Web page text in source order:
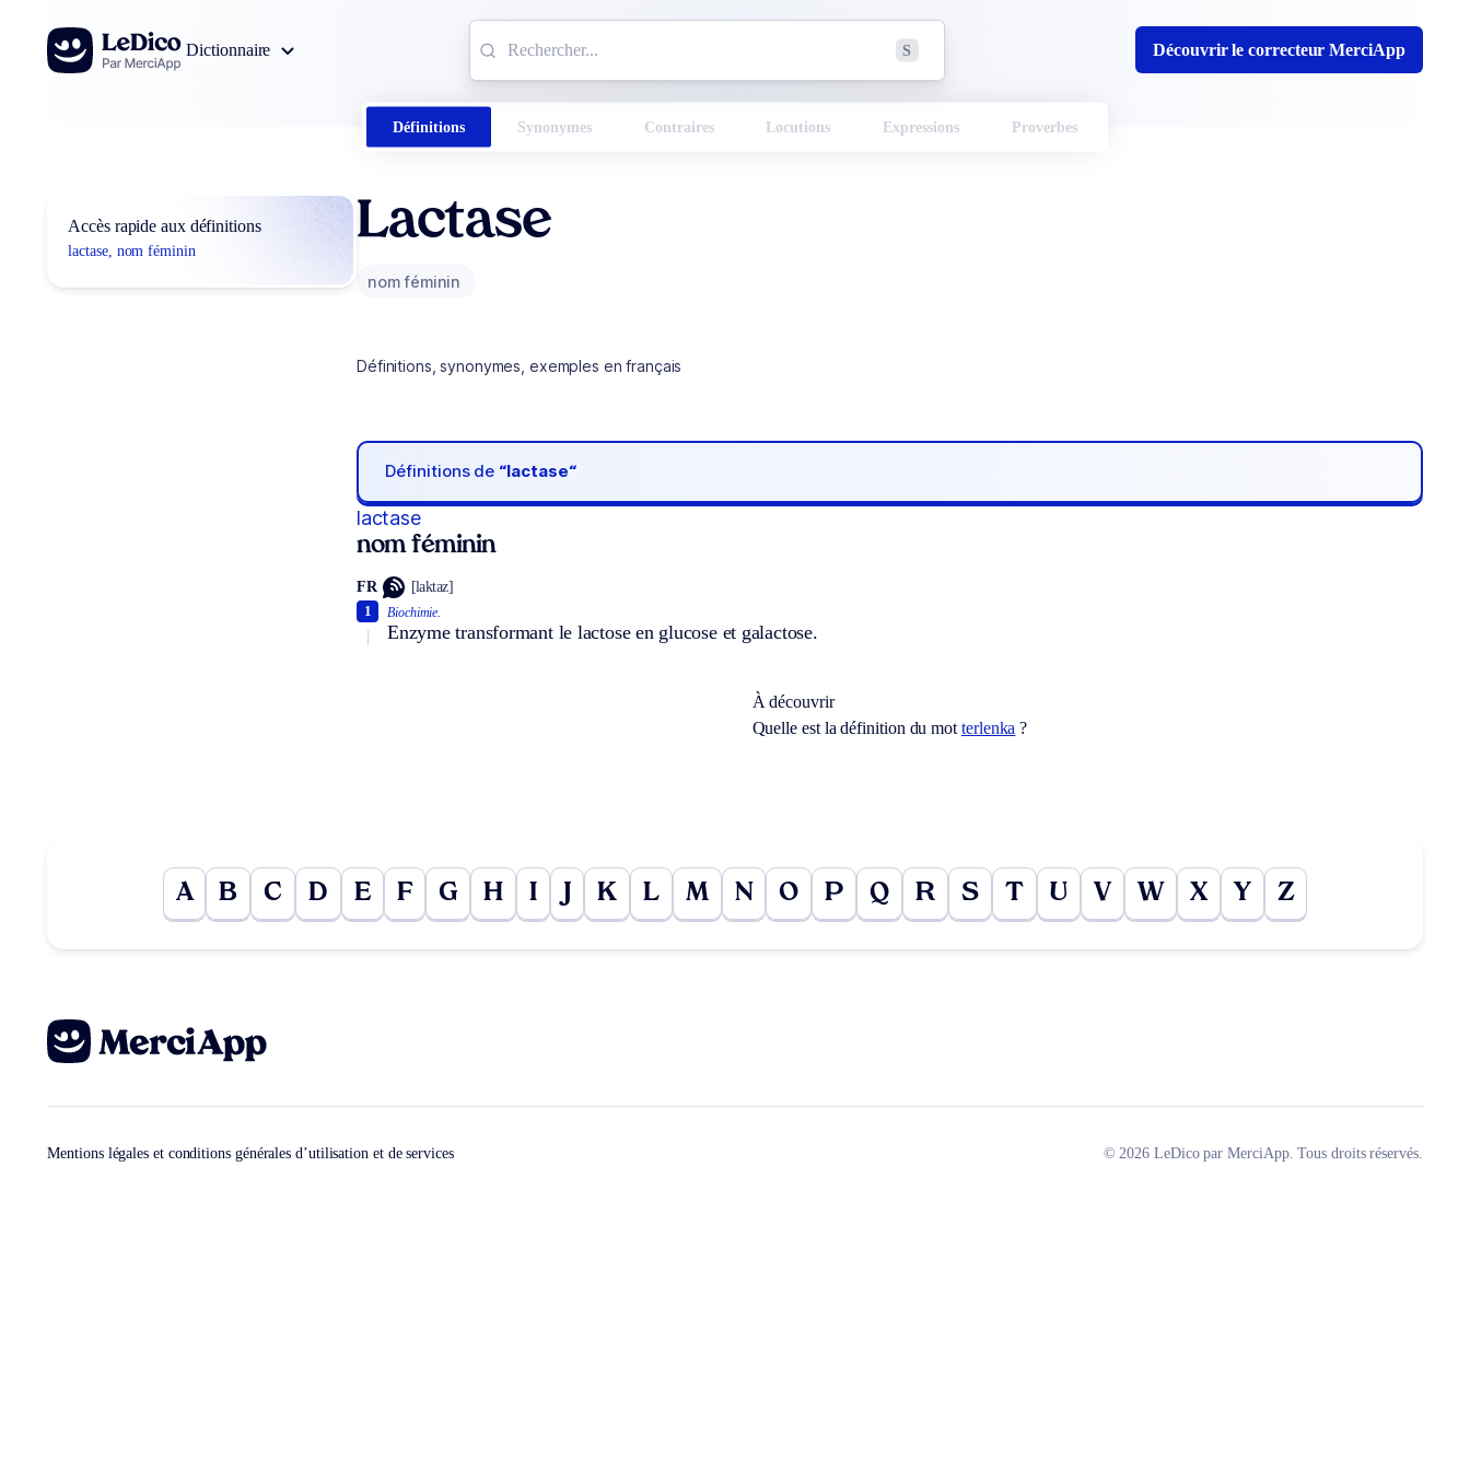
Aller au contenu
Dictionnaire
S Découvrir le correcteur MerciApp
Définitions Synonymes Contraires Locutions Expressions Proverbes
Accès rapide aux définitions
lactase, nom féminin
Lactase
nom féminin
Définitions, synonymes, exemples en français
Définitions de “lactase“
lactase
nom féminin
FR [laktaz]
Biochimie.
Enzyme transformant le lactose en glucose et galactose.
1
À découvrir
Quelle est la définition du mot terlenka ?
A B C D E F G H I K L M N O P Q R S T U V W X Y Z
Mentions légales et conditions générales d’utilisation et de services © 2026 LeDico par MerciApp. Tous droits réservés.